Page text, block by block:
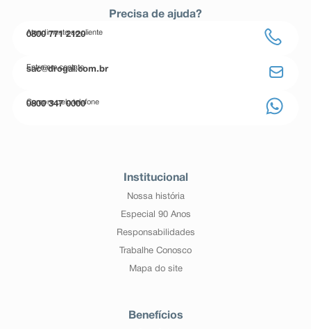
Precisa de ajuda?
Atendimento ao cliente
0800 771 2120
Entre em contato
sac@drogal.com.br
Compre pelo telefone
0800 347 0000
Institucional
Nossa história
Especial 90 Anos
Responsabilidades
Trabalhe Conosco
Mapa do site
Benefícios